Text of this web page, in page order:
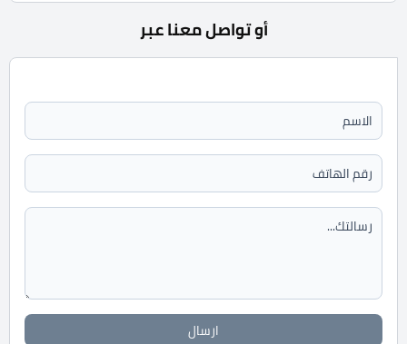
أو تواصل معنا عبر
ارسال